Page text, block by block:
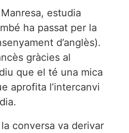
estudia
ha passat per la
d’anglès).
gràcies al
que el té una mica
aprofita l’intercanvi
conversa va derivar